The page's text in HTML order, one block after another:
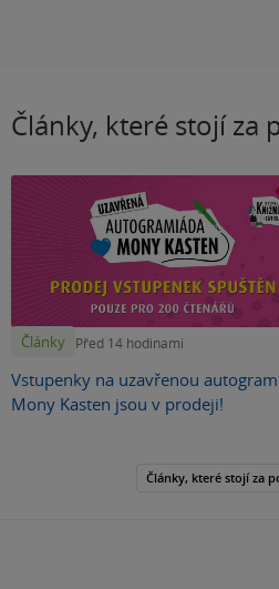
Články, které stojí za
Články Před 14 hodinami
Vstupenky na uzavřenou
Mony Kasten jsou v prodeji!
Články, které stojí za